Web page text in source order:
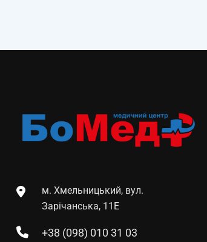
м. Хмельницький, вул.
Зарічанська, 11Е
+38 (098) 010 31 03